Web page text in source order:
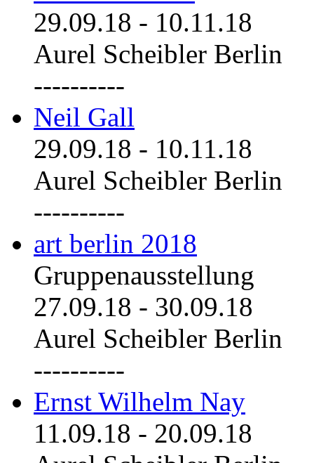
29.09.18 - 10.11.18
Aurel Scheibler Berlin
----------
Neil Gall
29.09.18 - 10.11.18
Aurel Scheibler Berlin
----------
art berlin 2018
Gruppenausstellung
27.09.18 - 30.09.18
Aurel Scheibler Berlin
----------
Ernst Wilhelm Nay
11.09.18 - 20.09.18